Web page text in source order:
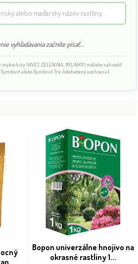
vyhľadávania začnite písať...
(KVET, ZELENINA, BYLINKY) môžete nahradiť
alebo Symbivit Tric (obohatený o ochranu).
Bopon univerzálne hnojivo na
okrasné rastliny 1...